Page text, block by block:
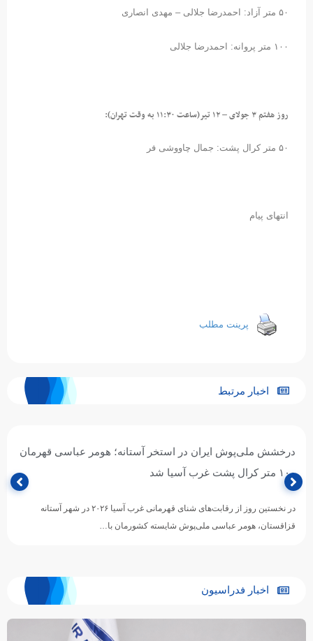
۵۰ متر آزاد: احمدرضا جلالی – مهدی انصاری
۱۰۰ متر پروانه: احمدرضا جلالی
روز هفتم ۳ جولای – ۱۲ تیر(ساعت ۱۱:۳۰ به وقت تهران):
۵۰ متر کرال پشت: جمال چاووشی فر
انتهای پیام
پرینت مطلب
اخبار مرتبط
درخشش ملی‌پوش ایران در استخر آستانه؛ هومر عباسی قهرمان
۱۰۰ متر کرال پشت غرب آسیا شد
در نخستین روز از رقابت‌های شنای قهرمانی غرب آسیا ۲۰۲۶ در شهر آستانه
قزاقستان، هومر عباسی ملی‌پوش شایسته کشورمان با…
اخبار فدراسیون